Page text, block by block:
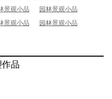
景观小品
园林景观小品
景观小品 园林景观小品
作品